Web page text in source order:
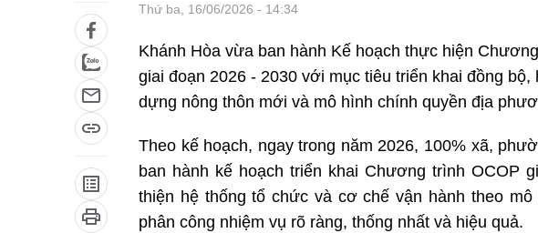
Thứ ba, 16/06/2026 - 14:34
Khánh Hòa vừa ban hành Kế hoạch thực hiện
giai đoạn 2026 - 2030 với mục tiêu triển khai đồng
dựng nông thôn mới và mô hình chính quyền địa
Theo kế hoạch, ngay trong năm 2026, 100% xã,
ban hành kế hoạch triển khai Chương trình OCOP
thiện hệ thống tổ chức và cơ chế vận hành theo
phân công nhiệm vụ rõ ràng, thống nhất và hiệu quả.